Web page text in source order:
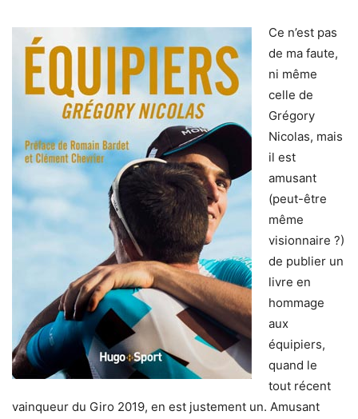
Ce n’est pas
de ma faute,
ni même
celle de
Grégory
Nicolas, mais
il est
amusant
(peut-être
même
visionnaire ?)
de publier un
livre en
hommage
aux
équipiers,
quand le
tout récent
vainqueur du Giro 2019, en est justement un. Amusant